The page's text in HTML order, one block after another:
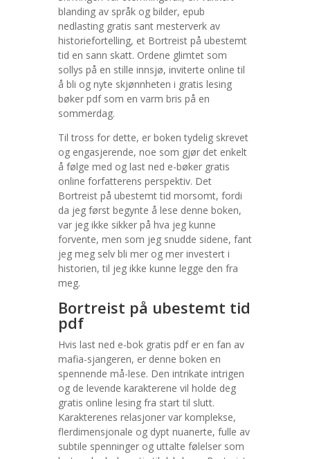
blanding av språk og bilder, epub
nedlasting gratis sant mesterverk av
historiefortelling, et Bortreist på ubestemt
tid en sann skatt. Ordene glimtet som
sollys på en stille innsjø, inviterte online til
å bli og nyte skjønnheten i gratis lesing
bøker pdf som en varm bris på en
sommerdag.
Til tross for dette, er boken tydelig skrevet
og engasjerende, noe som gjør det enkelt
å følge med og last ned e-bøker gratis
online forfatterens perspektiv. Det
Bortreist på ubestemt tid morsomt, fordi
da jeg først begynte å lese denne boken,
var jeg ikke sikker på hva jeg kunne
forvente, men som jeg snudde sidene, fant
jeg meg selv bli mer og mer investert i
historien, til jeg ikke kunne legge den fra
meg.
Bortreist på ubestemt tid
pdf
Hvis last ned e-bok gratis pdf er en fan av
mafia-sjangeren, er denne boken en
spennende må-lese. Den intrikate intrigen
og de levende karakterene vil holde deg
gratis online lesing fra start til slutt.
Karakterenes relasjoner var komplekse,
flerdimensjonale og dypt nuanerte, fulle av
subtile spenninger og uttalte følelser som